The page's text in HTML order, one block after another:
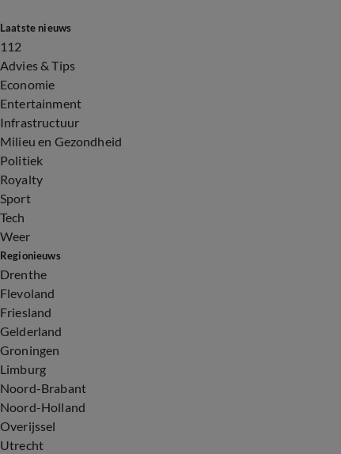
Laatste nieuws
112
Advies & Tips
Economie
Entertainment
Infrastructuur
Milieu en Gezondheid
Politiek
Royalty
Sport
Tech
Weer
Regionieuws
Drenthe
Flevoland
Friesland
Gelderland
Groningen
Limburg
Noord-Brabant
Noord-Holland
Overijssel
Utrecht